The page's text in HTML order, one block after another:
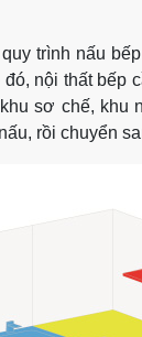
trình nấu
nội thất
sơ chế, khu
rồi chuyển